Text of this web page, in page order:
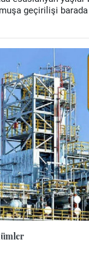
geçirilişi